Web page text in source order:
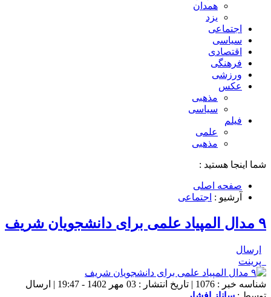
همدان
یزد
اجتماعی
سیاسی
اقتصادی
فرهنگی
ورزشی
عکس
مذهبی
سیاسی
فیلم
علمی
مذهبی
شما اینجا هستید :
صفحه اصلی
آرشیو : اجتماعی
۹ مدال المپیاد علمی برای دانشجویان شریف
ارسال
پرینت
شناسه خبر : 1076 | تاریخ انتشار : 03 مهر 1402 - 19:47 | ارسال